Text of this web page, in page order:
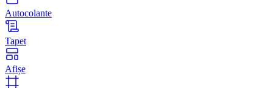
Autocolante
Tapet
Afișe